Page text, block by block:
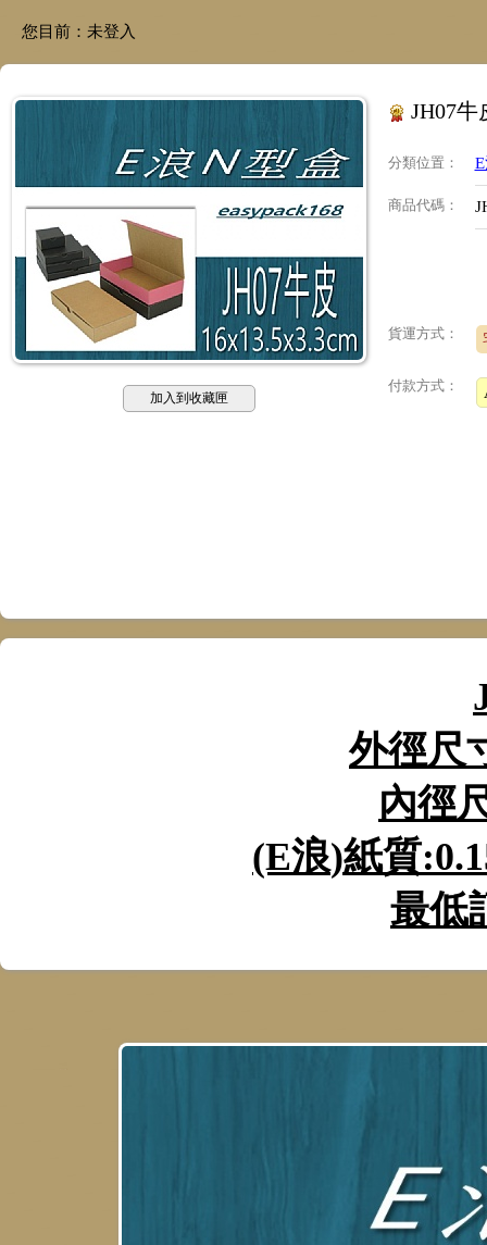
您目前： 未登入
加入到收藏匣
JH07牛
分類位置 ：
商品代碼：
貨運方式：
付款方式：
外徑尺
內徑
(E浪)紙質
最低